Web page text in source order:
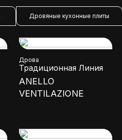
Дровяные кухонные плиты
Дрова
Традиционная Линия
ANELLO
VENTILAZIONE